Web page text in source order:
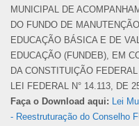
MUNICIPAL DE
DO FUNDO DE
EDUCAÇÃO BÁSICA E DE
EDUCAÇÃO (FUNDEB), EM
DA CONSTITUIÇÃO
LEI FEDERAL N° 14.113, DE
Faça o Download aqui: Lei
- Reestruturação do Conselho